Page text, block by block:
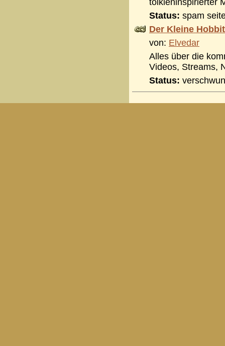
tolkieninspirierter
Status: spam
Der Kleine
von: Elvedar
Alles über die
Videos, Streams,
Status: